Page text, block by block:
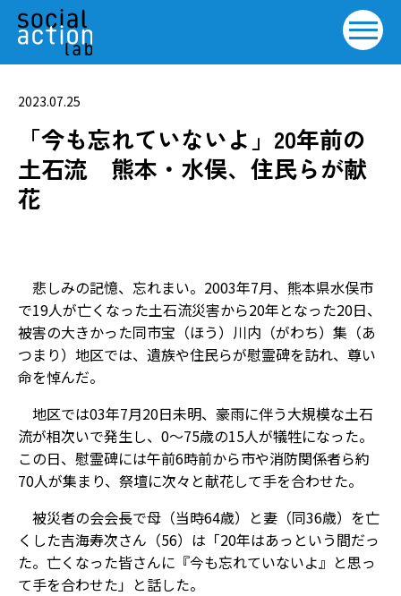
2023.07.25
「今も忘れていないよ」20年前の
土石流 熊本・水俣、住民らが献
花
悲しみの記憶、忘れまい――。2003年7月、熊本県水俣市
で19人が亡くなった土石流災害から20年となった20日、
被害の大きかった同市宝（ほう）川内（がわち）集（あ
つまり）地区では、遺族や住民らが慰霊碑を訪れ、尊い
命を悼んだ。
地区では03年7月20日未明、豪雨に伴う大規模な土石
流が相次いで発生し、0～75歳の15人が犠牲になった。
この日、慰霊碑には午前6時前から市や消防関係者ら約
70人が集まり、祭壇に次々と献花して手を合わせた。
被災者の会会長で母（当時64歳）と妻（同36歳）を亡
くした吉海寿次さん（56）は「20年はあっという間だっ
た。亡くなった皆さんに『今も忘れていないよ』と思っ
て手を合わせた」と話した。